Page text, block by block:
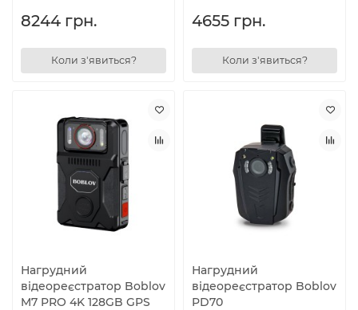
8244 грн.
Коли з'явиться?
4655 грн.
Коли з'явиться?
Нагрудний
відеореєстратор Boblov
M7 PRO 4K 128GB GPS
Нагрудний
відеореєстратор Boblov
PD70